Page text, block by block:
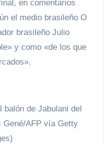
en comentarios
el medio brasileño O
brasileño Julio
y como «de los que
balón de Jabulani del
Gené/AFP vía Getty